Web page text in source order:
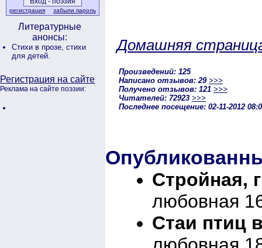
регистрация забыли пароль
Литературные
анонсы:
Стихи в прозе, стихи
для детей.
Регистрация на сайте
Реклама на сайте поэзии:
Домашняя
Произведений: 125
Написано отзывов: 29 >>>
Получено отзывов: 121 >>>
Читателей: 72923 >>>
Последнее посещение: 02-11-2012
Стройная,
любовная
Стаи птиц